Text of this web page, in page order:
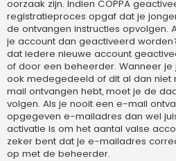
oorzaak zijn. Indien COPPA
registratieproces opgaf dat je
de ontvangen instructies opvolgen.
je account dan geactiveerd
dat iedere nieuwe account
of door een beheerder. Wanneer
ook medegedeeld of dit al dan niet
mail ontvangen hebt, moet je de
volgen. Als je nooit een e-mail
opgegeven e-mailadres dan wel
activatie is om het aantal valse
zeker bent dat je e-mailadres
op met de beheerder.